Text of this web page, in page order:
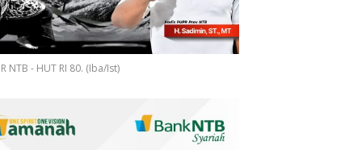
NTB - HUT RI 80. (Iba/Ist)